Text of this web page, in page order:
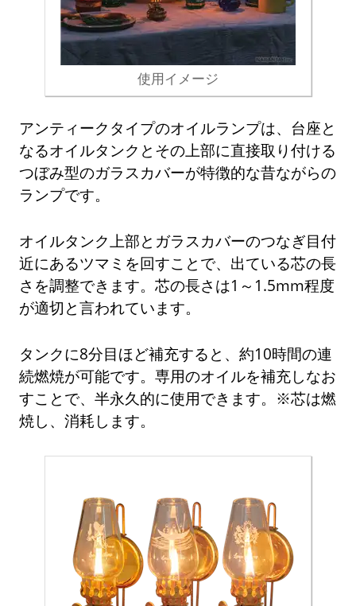
使用イメージ
アンティークタイプのオイルランプは、台座と
なるオイルタンクとその上部に直接取り付ける
つぼみ型のガラスカバーが特徴的な昔ながらの
ランプです。
オイルタンク上部とガラスカバーのつなぎ目付
近にあるツマミを回すことで、出ている芯の長
さを調整できます。芯の長さは1～1.5mm程度
が適切と言われています。
タンクに8分目ほど補充すると、約10時間の連
続燃焼が可能です。専用のオイルを補充しなお
すことで、半永久的に使用できます。※芯は燃
焼し、消耗します。